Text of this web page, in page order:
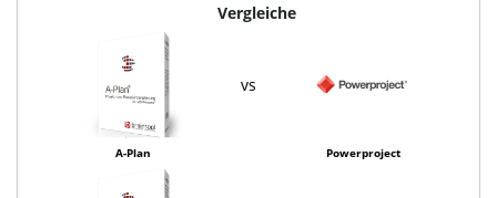
Vergleiche
vs
A-Plan Powerproject